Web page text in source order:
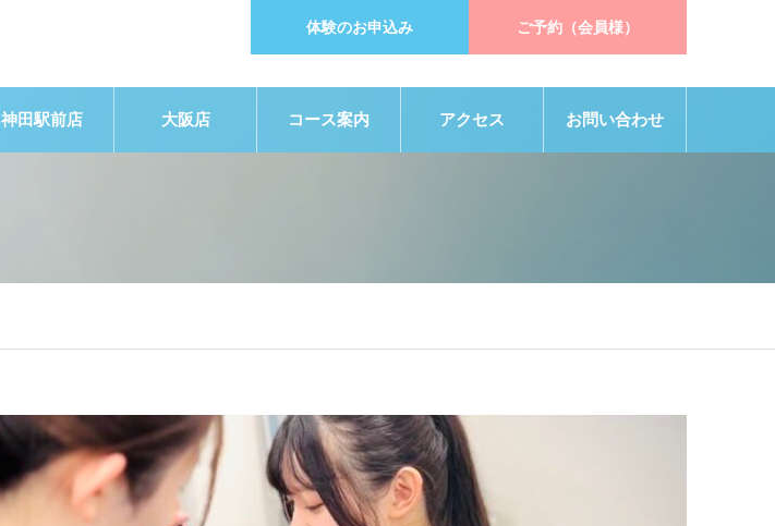
体験のお申込み ご予約（会員様）
神田駅前店 大阪店 コース案内 アクセス お問い合わせ